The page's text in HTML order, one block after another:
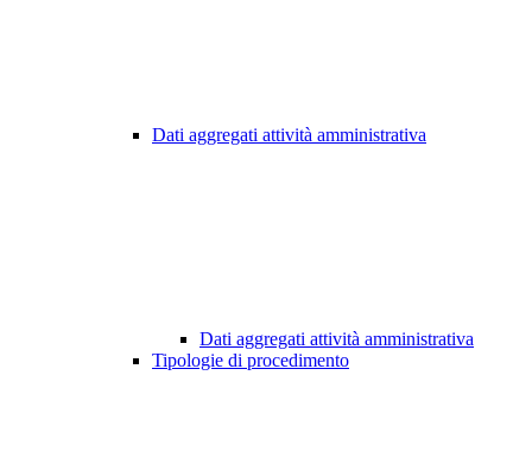
Dati aggregati attività amministrativa
Dati aggregati attività amministrativa
Tipologie di procedimento